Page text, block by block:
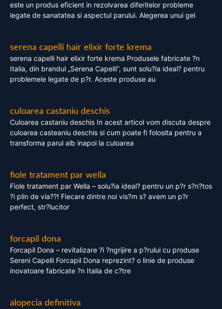
este un produs eficient in rezolvarea diferitelor probleme
legate de sanatatea si aspectul parului. Alegerea unui gel
serena capelli hair elixir forte krema
serena capelli hair elixir forte krema Produsele fabricate ?n
Italia, din brandul „Serena Capelli”, sunt solu?ia ideal? pentru
problemele legate de p?r. Aceste produse au
culoarea castaniu deschis
Culoarea castaniu deschis In acest articol vom discuta despre
culoarea casteaniu deschis si cum poate fi folosita pentru a
transforma parul alb inapoi la culoarea
fiole tratament par wella
Fiole tratament par Wella – solu?ia ideal? pentru un p?r s?n?tos
?i plin de via??! Fiecare dintre noi vis?m s? avem un p?r
perfect, str?lucitor
forcapil dona
Forcapil Dona – revitalizare ?i ?ngrijire a p?rului cu produse
Sereni Capelli Forcapil Dona reprezint? o linie de produse
inovatoare fabricate ?n Italia de c?tre
alopecia definitiva